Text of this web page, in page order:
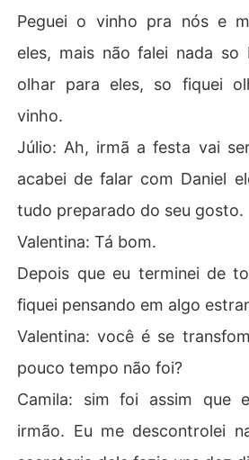
Peguei o vinho pra nós e
eles, mais não falei nada
olhar para eles, so fiquei
vinho.
Júlio: Ah, irmã a festa vai
acabei de falar com Daniel
tudo preparado do seu gosto.
Valentina: Tá bom.
Depois que eu terminei de
fiquei pensando em algo
Valentina: você é se
pouco tempo não foi?
Camila: sim foi assim que
irmão. Eu me descontrolei